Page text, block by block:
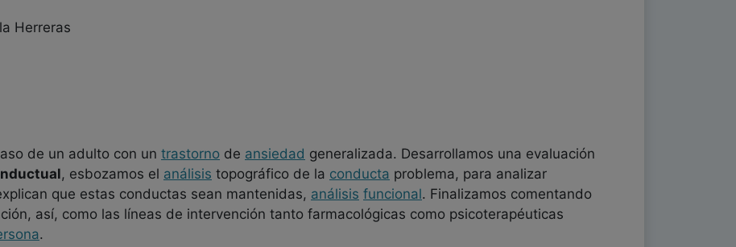
Herreras
de un adulto con un trastorno de ansiedad generalizada. Desarrollamos una evaluación
, esbozamos el análisis topográfico de la conducta problema, para analizar
que estas conductas sean mantenidas, análisis funcional. Finalizamos comentando
así, como las líneas de intervención tanto farmacológicas como psicoterapéuticas
.